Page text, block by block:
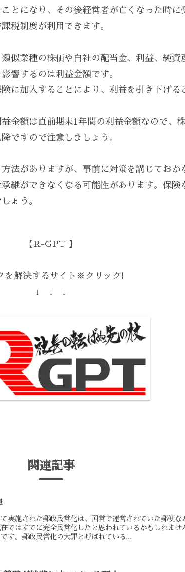
とになり、その後経営者が亡くなった時に
税制度が利用できます。
似業種の株価や自社の配当金、利益、純資
響するのは利益金額です。
に加入することにより、利益を引き下げる
金額は直前期末1年間の利益金額なので、
ですので注意しましょう。
法がありますが、事前に対策を講じておか
継ができなくなる可能性があります。保険
ょう。
【R-GPT 】
を解決するサイト※クリック❗️
↓ ↓ ↓
関連記事
実施された郵政民営化は、国営で運営されていた郵便な
ではすでに完全民営化したと思われているかもしれませ
す。郵政民営化の大罪と呼ばれている...